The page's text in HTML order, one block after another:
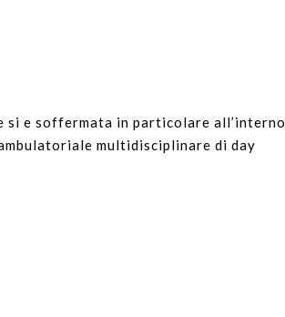
e soffermata in particolare all’interno
multidisciplinare di day